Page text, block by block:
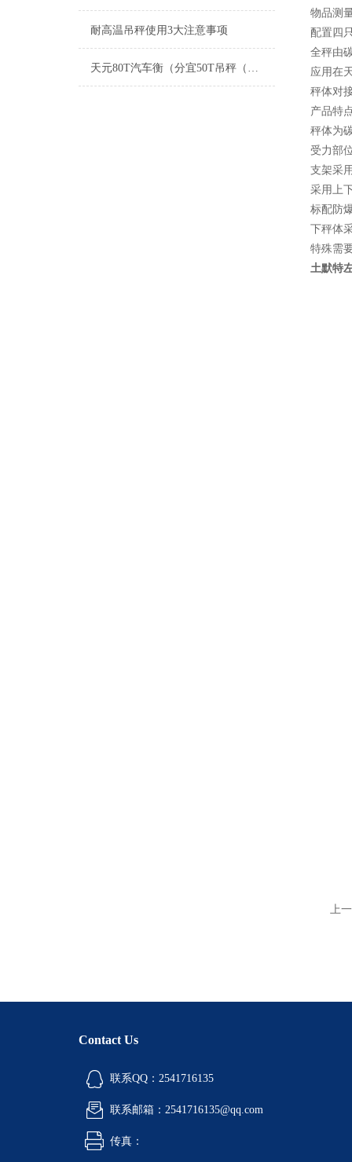
耐高温吊秤使用3大注意事项
天元80T汽车衡（分宜50T吊秤（双清便携式轨道称）天心80T地磅维修
物品测
配置四
全秤由
应用在
秤体对
产品特
秤体为
受力部
支架采
采用上
标配防
下秤体
特殊需
土默特
上
Contact Us
联系QQ：2541716135
联系邮箱：2541716135@qq.com
传真：